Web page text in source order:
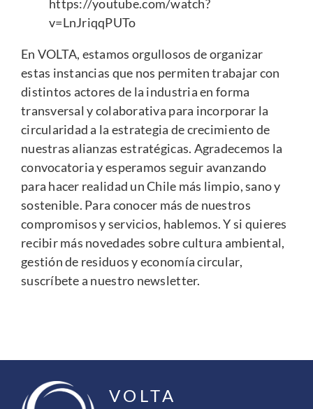
https://youtube.com/watch?
v=LnJriqqPUTo
En VOLTA, estamos orgullosos de organizar
estas instancias que nos permiten trabajar con
distintos actores de la industria en forma
transversal y colaborativa para incorporar la
circularidad a la estrategia de crecimiento de
nuestras alianzas estratégicas. Agradecemos la
convocatoria y esperamos seguir avanzando
para hacer realidad un Chile más limpio, sano y
sostenible. Para conocer más de nuestros
compromisos y servicios, hablemos. Y si quieres
recibir más novedades sobre cultura ambiental,
gestión de residuos y economía circular,
suscríbete a nuestro newsletter.
VOLTA